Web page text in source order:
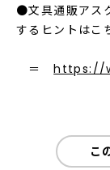
●文具通販アス
するヒントはこ
＝https://
こ